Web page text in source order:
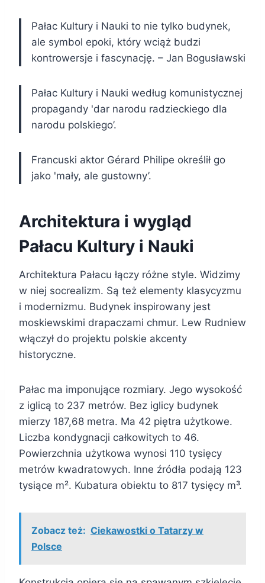
Pałac Kultury i Nauki to nie tylko budynek,
ale symbol epoki, który wciąż budzi
kontrowersje i fascynację. – Jan Bogusławski
Pałac Kultury i Nauki według komunistycznej
propagandy 'dar narodu radzieckiego dla
narodu polskiego’.
Francuski aktor Gérard Philipe określił go
jako 'mały, ale gustowny’.
Architektura i wygląd
Pałacu Kultury i Nauki
Architektura Pałacu łączy różne style. Widzimy
w niej socrealizm. Są też elementy klasycyzmu
i modernizmu. Budynek inspirowany jest
moskiewskimi drapaczami chmur. Lew Rudniew
włączył do projektu polskie akcenty
historyczne.
Pałac ma imponujące rozmiary. Jego wysokość
z iglicą to 237 metrów. Bez iglicy budynek
mierzy 187,68 metra. Ma 42 piętra użytkowe.
Liczba kondygnacji całkowitych to 46.
Powierzchnia użytkowa wynosi 110 tysięcy
metrów kwadratowych. Inne źródła podają 123
tysiące m². Kubatura obiektu to 817 tysięcy m³.
Zobacz też: Ciekawostki o Tatarzy w
Polsce